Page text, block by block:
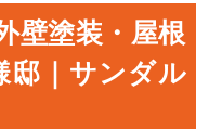
壁塗装・屋根
邸｜サンダル